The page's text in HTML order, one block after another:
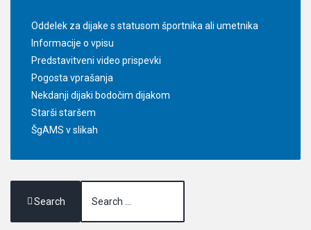
Oddelek za dijake s statusom športnika ali umetnika
Informacije o vpisu
Predstavitveni video prispevki
Pogosta vprašanja
Nekdanji dijaki bodočim dijakom
Starši staršem
ŠgAMS v slikah
Search